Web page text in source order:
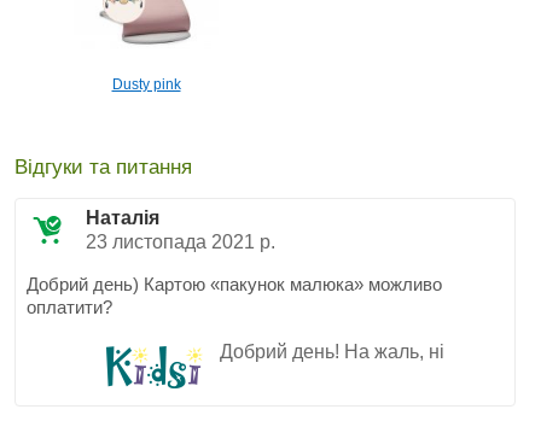
Dusty pink
Відгуки та питання
Наталія
23 листопада 2021 р.
Добрий день) Картою «пакунок малюка» можливо
оплатити?
Добрий день! На жаль, ні